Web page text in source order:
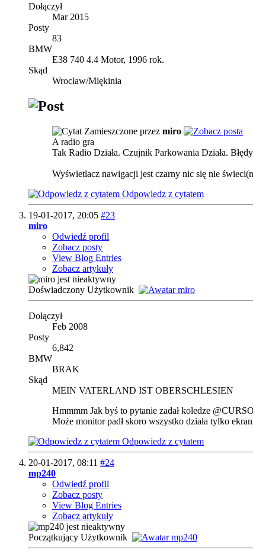
Dołączył
Mar 2015
Posty
83
BMW
E38 740 4.4 Motor, 1996 rok.
Skąd
Wrocław/Miękinia
Zamieszczone przez miro
A radio gra
Tak Radio Działa. Czujnik Parkowania Działa.
Wyświetlacz nawigacji jest czarny nic się nie
Odpowiedz z cytatem
19-01-2017, 20:05 #23
miro
Odwiedź profil
Zobacz posty
View Blog Entries
Zobacz artykuły
Doświadczony Użytkownik
Dołączył
Feb 2008
Posty
6,842
BMW
BRAK
Skąd
MEIN VATERLAND IST OBERSCHLESIEN
Hmmmm Jak byś to pytanie zadał koledze
Może monitor padł skoro wszystko działa tylko
Odpowiedz z cytatem
20-01-2017, 08:11 #24
mp240
Odwiedź profil
Zobacz posty
View Blog Entries
Zobacz artykuły
Początkujący Użytkownik